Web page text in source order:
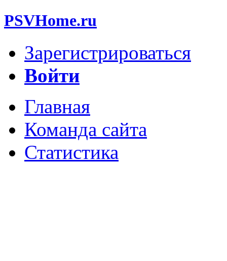
PSVHome.ru
Зарегистрироваться
Войти
Главная
Команда сайта
Статистика